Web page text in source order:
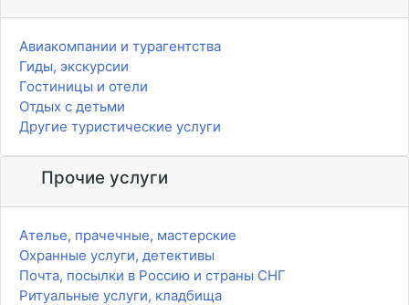
Авиакомпании и турагентства
Гиды, экскурсии
Гостиницы и отели
Отдых с детьми
Другие туристические услуги
Прочие услуги
Ателье, прачечные, мастерские
Охранные услуги, детективы
Почта, посылки в Россию и страны СНГ
Ритуальные услуги, кладбища